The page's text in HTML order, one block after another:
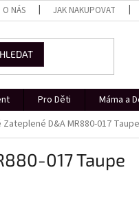
O NÁS JAK NAKUPOVAT
HLEDAT
Pro Děti Máma a
D&A MR880-017 Taupe
017 Taupe